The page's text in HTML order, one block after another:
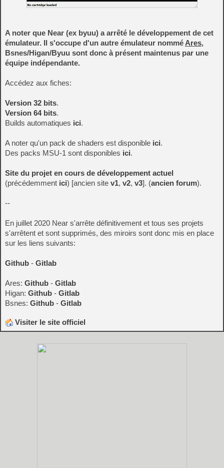
A noter que Near (ex byuu) a arrêté le développement de cet
émulateur. Il s'occupe d'un autre émulateur nommé Ares,
Bsnes/Higan/Byuu sont donc à présent maintenus par une
équipe indépendante.
Accédez aux fiches:
Version 32 bits.
Version 64 bits.
Builds automatiques ici.
A noter qu'un pack de shaders est disponible ici.
Des packs MSU-1 sont disponibles ici.
Site du projet en cours de développement actuel
(précédemment ici) [ancien site v1, v2, v3]. (ancien forum).
--
En juillet 2020 Near s'arrête définitivement et tous ses projets
s'arrêtent et sont supprimés, des miroirs sont donc mis en place
sur les liens suivants:
Github - Gitlab
Ares: Github - Gitlab
Higan: Github - Gitlab
Bsnes: Github - Gitlab
Visiter le site officiel